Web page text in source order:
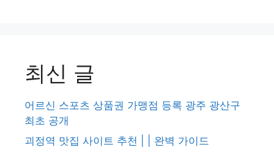
최신 글
어르신 스포츠 상품권 가맹점 등록 광주 광산구
최초 공개
괴정역 맛집 사이트 추천 | | 완벽 가이드